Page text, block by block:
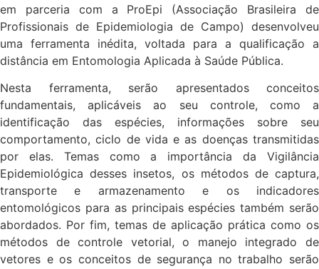
em parceria com a ProEpi (Associação Brasileira de
Profissionais de Epidemiologia de Campo) desenvolveu
uma ferramenta inédita, voltada para a qualificação a
distância em Entomologia Aplicada à Saúde Pública.
Nesta ferramenta, serão apresentados conceitos
fundamentais, aplicáveis ao seu controle, como a
identificação das espécies, informações sobre seu
comportamento, ciclo de vida e as doenças transmitidas
por elas. Temas como a importância da Vigilância
Epidemiológica desses insetos, os métodos de captura,
transporte e armazenamento e os indicadores
entomológicos para as principais espécies também serão
abordados. Por fim, temas de aplicação prática como os
métodos de controle vetorial, o manejo integrado de
vetores e os conceitos de segurança no trabalho serão